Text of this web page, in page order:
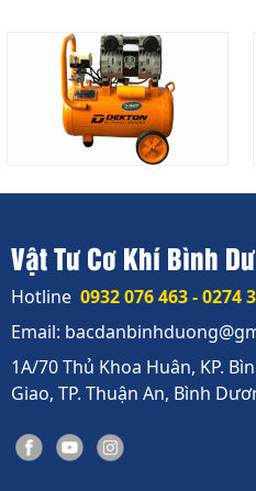
Vật Tư Cơ Khí Bình
Hotline 0932 076 463 - 0274
Email:
1A/70 Thủ Khoa Huân, KP.
Giao, TP. Thuận An, Bình